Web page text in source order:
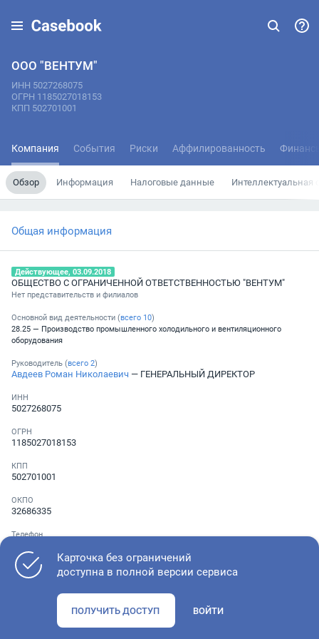
ООО "ВЕНТУМ"
ИНН 5027268075
ОГРН 1185027018153
КПП 502701001
Компания События Риски Аффилированность
Обзор Информация Налоговые данные Интеллектуальная
Общая информация
Действующее, 03.09.2018
ОБЩЕСТВО С ОГРАНИЧЕННОЙ ОТВЕТСТВЕННОСТЬЮ "ВЕНТУМ"
Нет представительств и филиалов
Основной вид деятельности (всего 10)
28.25 — Производство промышленного холодильного и вентиляционного
оборудования
Руководитель (всего 2)
Авдеев Роман Николаевич — ГЕНЕРАЛЬНЫЙ ДИРЕКТОР
ИНН
5027268075
ОГРН
1185027018153
КПП
502701001
ОКПО
32686335
Телефон
Как оценить состояние компании
Карточка без ограничений
доступна в полной версии сервиса
ПОЛУЧИТЬ ДОСТУП ВОЙТИ